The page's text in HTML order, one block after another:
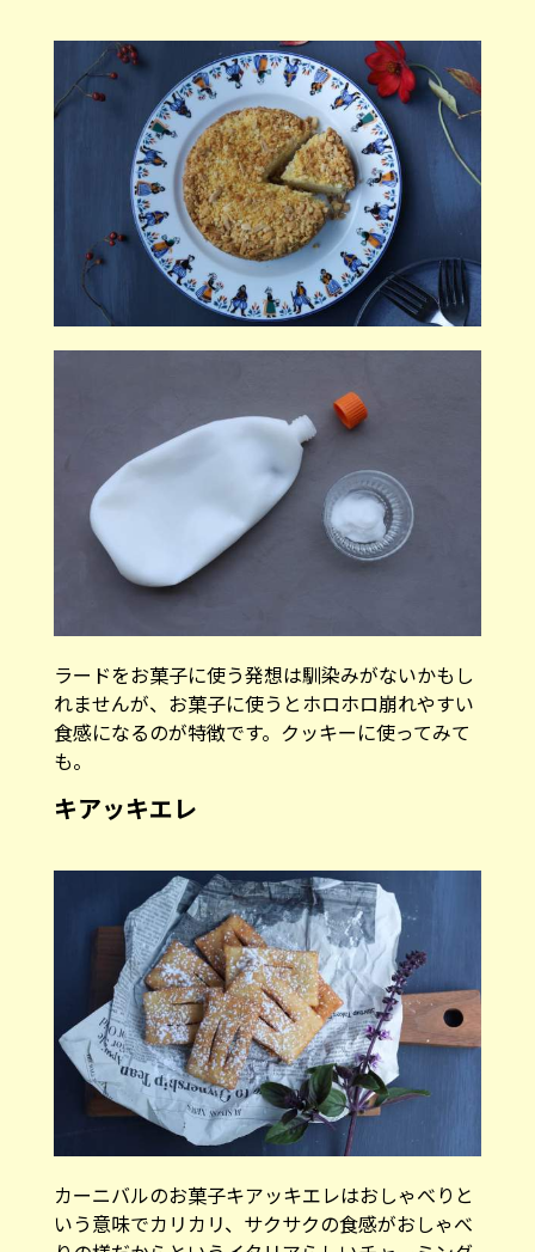
ラードをお菓子に使う発想は馴染みがないかもし
れませんが、お菓子に使うとホロホロ崩れやすい
食感になるのが特徴です。クッキーに使ってみて
も。
キアッキエレ
カーニバルのお菓子キアッキエレはおしゃべりと
いう意味でカリカリ、サクサクの食感がおしゃべ